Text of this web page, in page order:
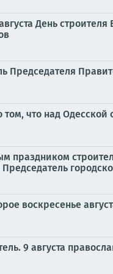
День
Председателя
что над
праздником
воскресенье
9 августа